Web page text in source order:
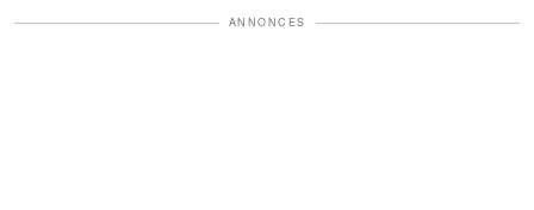
ANNONCES